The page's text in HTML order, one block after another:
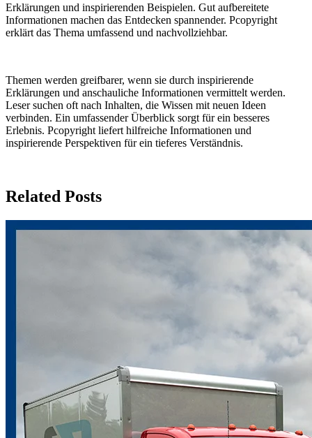
Erklärungen und inspirierenden Beispielen. Gut aufbereitete
Informationen machen das Entdecken spannender. Pcopyright
erklärt das Thema umfassend und nachvollziehbar.
Themen werden greifbarer, wenn sie durch inspirierende
Erklärungen und anschauliche Informationen vermittelt werden.
Leser suchen oft nach Inhalten, die Wissen mit neuen Ideen
verbinden. Ein umfassender Überblick sorgt für ein besseres
Erlebnis. Pcopyright liefert hilfreiche Informationen und
inspirierende Perspektiven für ein tieferes Verständnis.
Related Posts